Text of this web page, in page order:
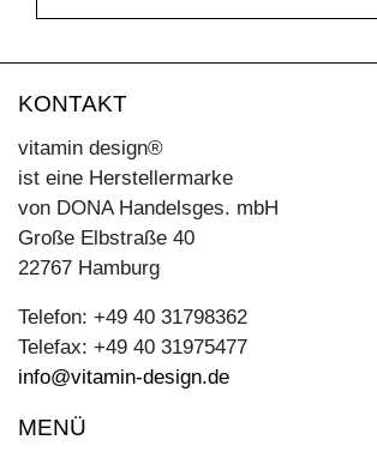
KONTAKT
vitamin design®
ist eine Herstellermarke
von DONA Handelsges. mbH
Große Elbstraße 40
22767 Hamburg
Telefon: +49 40 31798362
Telefax: +49 40 31975477
info@vitamin-design.de
MENÜ